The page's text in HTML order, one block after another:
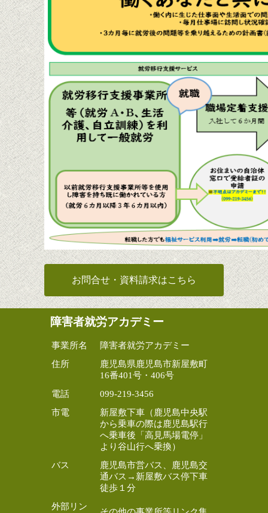
お問合せ・資料請求はこちら
障害者就労アカデミー
事業所名
障害者就労アカデミー
住所
鹿児島県鹿児島市新屋敷町
16番401号・406号
電話
099-219-3456
市電
新屋敷下車（鹿児島中央駅
から乗車の際は鹿児島駅行
へ乗車後「高見馬場電停」
より谷山行へ乗換）
バス
鹿児島市営バス、鹿児島交
通バス→新屋敷バス停下車
徒歩１分
外部リン